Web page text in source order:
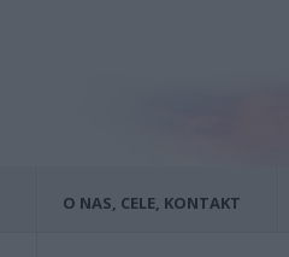
O NAS, CELE, KONTAKT